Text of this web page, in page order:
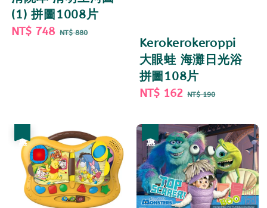
(1) 拼圖1008片
Sale
NT$ 748 Regular
NT$ 880
Kerokerokeroppi
大眼蛙 海灘日光浴
拼圖108片
Sale
NT$ 162 Regular
NT$ 190